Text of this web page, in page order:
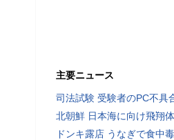
主要ニュース
司法試験 受験者のPC不具
北朝鮮 日本海に向け飛翔
ドンキ露店 うなぎで食中